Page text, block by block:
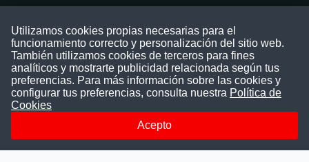
Puede comunicarse con nosotros a través
nuestras redes sociales o del correo:
contacto@convocatoriasdetrabajo.com
Siguenos en:
Utilizamos cookies propias necesarias para el
funcionamiento correcto y personalización del sitio web.
También utilizamos cookies de terceros para fines
analíticos y mostrarte publicidad relacionada según tus
preferencias. Para más información sobre las cookies y
configurar tus preferencias, consulta nuestra Política de
Cookies
Acepto